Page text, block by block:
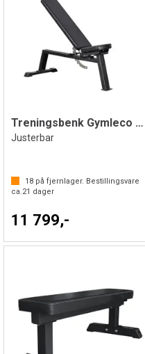
Treningsbenk Gymleco FID
Justerbar
18 på fjernlager. Bestillingsvare
ca.21 dager
11 799,-